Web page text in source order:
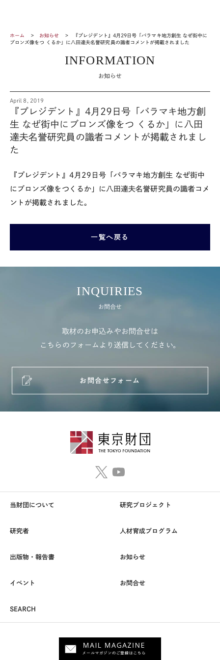
ホーム お知らせ
『プレジデント』4月29日号「バラマキ地方創生 なぜ街中に
ブロンズ像をつ くるか」に八田達夫名誉研究員の識者コメントが掲載されました
INFORMATION
お知らせ
April 8, 2019
『プレジデント』4月29日号「バラマキ地方創
生 なぜ街中にブロンズ像をつ くるか」に八田
達夫名誉研究員の識者コメントが掲載されまし
た
『プレジデント』4月29日号「バラマキ地方創生 なぜ街中
にブロンズ像をつくるか」に八田達夫名誉研究員の識者コメ
ントが掲載されました。
一覧へ戻る
INQUIRIES
お問合せ
取材のお申込みやお問合せは
こちらのフォームより送信してください。
お問合せフォーム
当財団について 研究プロジェクト
研究者 人材育成プログラム
出版物・報告書 お知らせ
イベント お問合せ
SEARCH